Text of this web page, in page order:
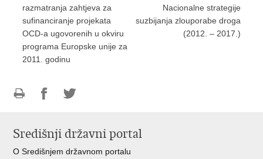
razmatranja zahtjeva za
sufinanciranje projekata
OCD-a ugovorenih u okviru
programa Europske unije za
2011. godinu
Nacionalne strategije
suzbijanja zlouporabe droga
(2012. – 2017.)
FacebookuTwitteru
Središnji državni portal
O Središnjem državnom portalu